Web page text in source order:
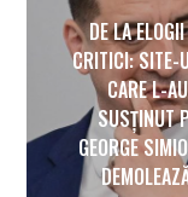
DE LA
CRITICI: SITE-
CARE L-AU
SUSȚINUT
GEORGE